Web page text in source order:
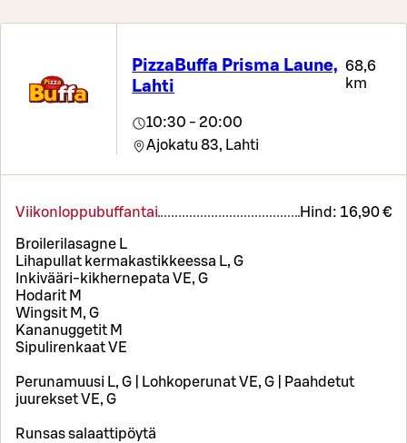
PizzaBuffa Prisma Laune,
Lahti
68,6
km
10:30 - 20:00
Ajokatu 83, Lahti
Viikonloppubuffantai Hind: 16,90 €
Broilerilasagne L
Lihapullat kermakastikkeessa L, G
Inkivääri-kikhernepata VE, G
Hodarit M
Wingsit M, G
Kananuggetit M
Sipulirenkaat VE
Perunamuusi L, G | Lohkoperunat VE, G | Paahdetut
juurekset VE, G
Runsas salaattipöytä